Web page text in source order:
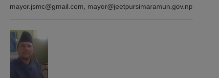
mayor.jsmc@gmail.com, mayor@jeetpursimaramun.gov.np